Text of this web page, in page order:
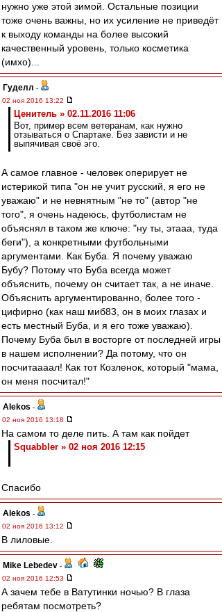
нужно уже этой зимой. Остальные позиции
тоже очень важны, но их усиление не приведёт
к выходу команды на более высокий
качественный уровень, только косметика
(имхо)...
Гуделл -
02 ноя 2016 13:22
Ценитель » 02.11.2016 11:06
Вот, пример всем ветеранам, как нужно
отзываться о Спартаке. Без зависти и не
выпячивая своё эго.
А самое главное - человек оперирует не
истерикой типа "он не учит русский, я его не
уважаю" и не невнятным "не то" (автор "не
того", я очень надеюсь, футболистам не
объяснял в таком же ключе: "ну ты, этааа, туда
беги"), а конкретными футбольными
аргументами. Как Буба. Я почему уважаю
Бубу? Потому что Буба всегда может
объяснить, почему он считает так, а не иначе.
Объяснить аргументированно, более того -
цифирно (как наш миб83, он в моих глазах и
есть местный Буба, и я его тоже уважаю).
Почему Буба был в восторге от последней игры
в нашем исполнении? Да потому, что он
посчитаааал! Как тот Козленок, который "мама,
он меня посчитал!"
Alekos -
02 ноя 2016 13:18
На самом то деле пить. А там как пойдет
Squabbler » 02 ноя 2016 12:15
Спасибо
Alekos -
02 ноя 2016 13:12
В лиловые.
Mike Lebedev -
02 ноя 2016 12:53
А зачем тебе в Ватутинки ночью? В глаза
ребятам посмотреть?